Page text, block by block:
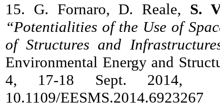
15. G. Fornaro, D. Reale, S.
“Potentialities of the Use of
of Structures and
Environmental Energy and
4, 17-18 Sept. 2014,
10.1109/EESMS.2014.6923267